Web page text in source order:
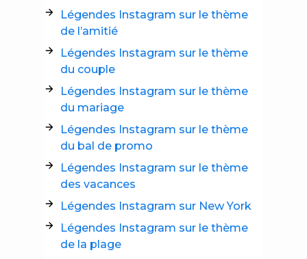
Légendes Instagram sur le thème
de l’amitié
Légendes Instagram sur le thème
du couple
Légendes Instagram sur le thème
du mariage
Légendes Instagram sur le thème
du bal de promo
Légendes Instagram sur le thème
des vacances
Légendes Instagram sur New York
Légendes Instagram sur le thème
de la plage